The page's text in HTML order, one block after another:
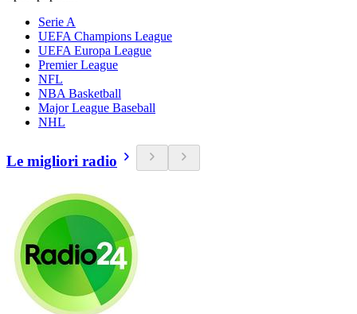
Serie A
UEFA Champions League
UEFA Europa League
Premier League
NFL
NBA Basketball
Major League Baseball
NHL
Le migliori radio